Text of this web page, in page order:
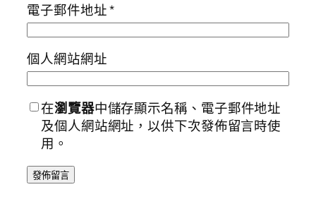
電子郵件地址*
個人網站網址
在瀏覽器中儲存顯示名稱、電子郵件地址
及個人網站網址，以供下次發佈留言時使
用。